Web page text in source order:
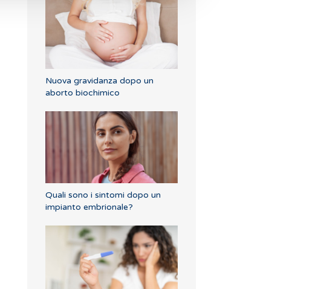
Nuova gravidanza dopo un
aborto biochimico
Quali sono i sintomi dopo un
impianto embrionale?